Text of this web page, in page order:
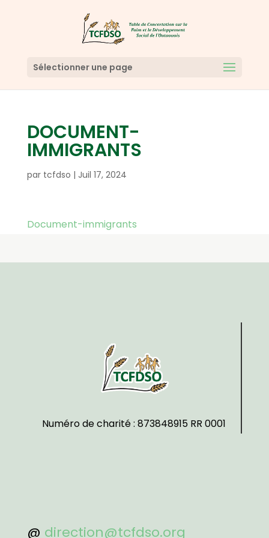
Sélectionner une page
DOCUMENT-
IMMIGRANTS
par tcfdso | Juil 17, 2024
Document-immigrants
Numéro de charité : 873848915 RR 0001
@ direction@tcfdso.org